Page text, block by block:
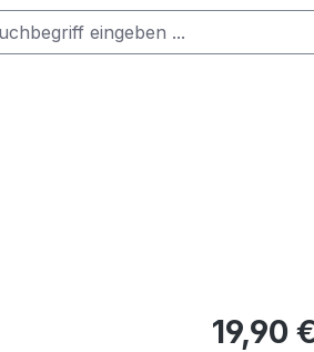
19,90 €